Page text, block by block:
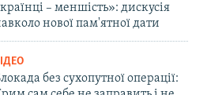
– меншість»: дискусія
нової пам'ятної дати
без сухопутної операції: